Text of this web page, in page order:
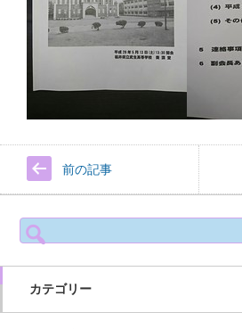
前の記事
検
索:
カテゴリー